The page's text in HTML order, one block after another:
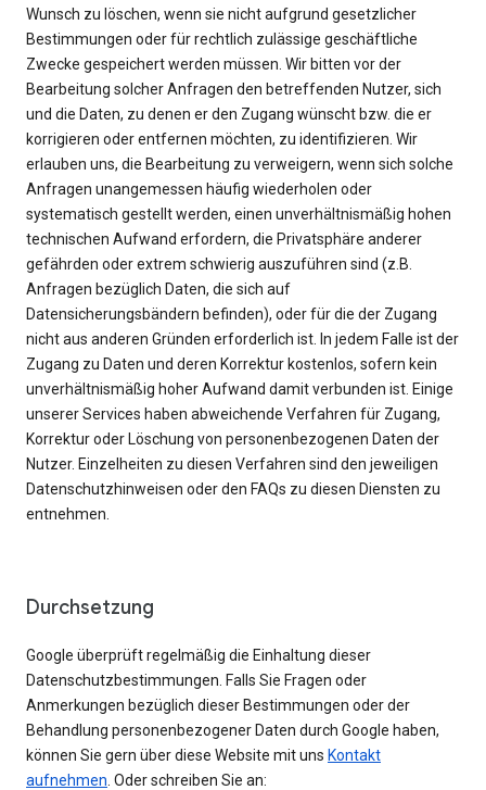
Wunsch zu löschen, wenn sie nicht aufgrund gesetzlicher
Bestimmungen oder für rechtlich zulässige geschäftliche
Zwecke gespeichert werden müssen. Wir bitten vor der
Bearbeitung solcher Anfragen den betreffenden Nutzer, sich
und die Daten, zu denen er den Zugang wünscht bzw. die er
korrigieren oder entfernen möchten, zu identifizieren. Wir
erlauben uns, die Bearbeitung zu verweigern, wenn sich solche
Anfragen unangemessen häufig wiederholen oder
systematisch gestellt werden, einen unverhältnismäßig hohen
technischen Aufwand erfordern, die Privatsphäre anderer
gefährden oder extrem schwierig auszuführen sind (z.B.
Anfragen bezüglich Daten, die sich auf
Datensicherungsbändern befinden), oder für die der Zugang
nicht aus anderen Gründen erforderlich ist. In jedem Falle ist der
Zugang zu Daten und deren Korrektur kostenlos, sofern kein
unverhältnismäßig hoher Aufwand damit verbunden ist. Einige
unserer Services haben abweichende Verfahren für Zugang,
Korrektur oder Löschung von personenbezogenen Daten der
Nutzer. Einzelheiten zu diesen Verfahren sind den jeweiligen
Datenschutzhinweisen oder den FAQs zu diesen Diensten zu
entnehmen.
Durchsetzung
Google überprüft regelmäßig die Einhaltung dieser
Datenschutzbestimmungen. Falls Sie Fragen oder
Anmerkungen bezüglich dieser Bestimmungen oder der
Behandlung personenbezogener Daten durch Google haben,
können Sie gern über diese Website mit uns Kontakt
aufnehmen . Oder schreiben Sie an: